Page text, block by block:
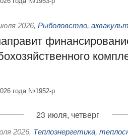
2026, Рыболовство,
года №1952-р
23 июля, четверг
2026, Теплоэнергетика,